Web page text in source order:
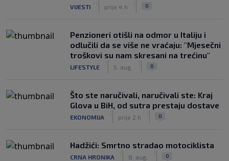
VIJESTI prije 4 h 0
Penzioneri otišli na odmor u Italiju i
odlučili da se više ne vraćaju: "Mjesečni
troškovi su nam skresani na trećinu"
LIFESTYLE 5. aug. 0
Što ste naručivali, naručivali ste: Kraj
Glova u BiH, od sutra prestaju dostave
EKONOMIJA prije 2 h 0
Hadžići: Smrtno stradao motociklista
CRNA HRONIKA 8. aug. 0